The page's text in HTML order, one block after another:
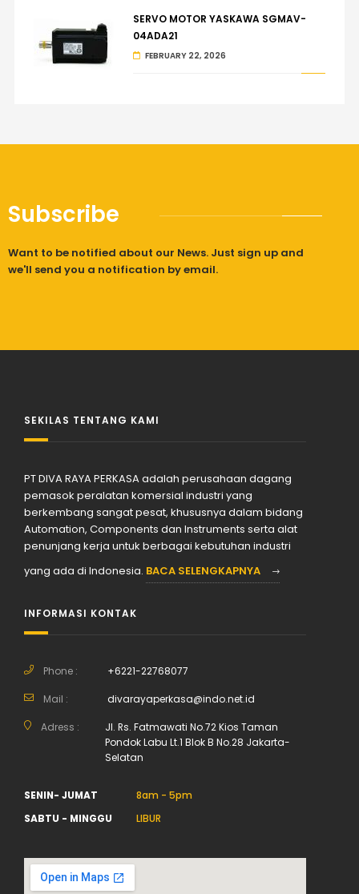
SERVO MOTOR YASKAWA SGMAV-
04ADA21
FEBRUARY 22, 2026
Subscribe
Want to be notified about our News. Just sign up and
we'll send you a notification by email.
SEKILAS TENTANG KAMI
PT DIVA RAYA PERKASA adalah perusahaan dagang
pemasok peralatan komersial industri yang
berkembang sangat pesat, khususnya dalam bidang
Automation, Components dan Instruments serta alat
penunjang kerja untuk berbagai kebutuhan industri
yang ada di Indonesia. BACA SELENGKAPNYA
INFORMASI KONTAK
Phone : +6221-22768077
Mail : divarayaperkasa@indo.net.id
Adress :
Jl. Rs. Fatmawati No.72 Kios Taman
Pondok Labu Lt.1 Blok B No.28 Jakarta-
Selatan
SENIN- JUMAT
8am - 5pm
SABTU - MINGGU
LIBUR